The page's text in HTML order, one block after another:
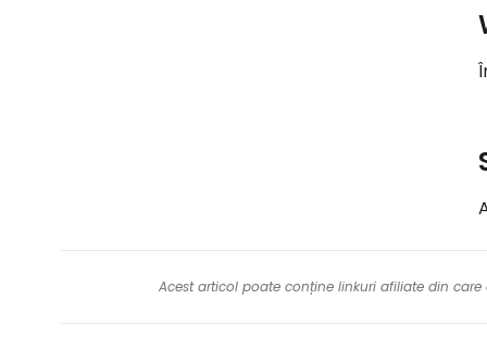
Acest articol poate conține linkuri afiliate din